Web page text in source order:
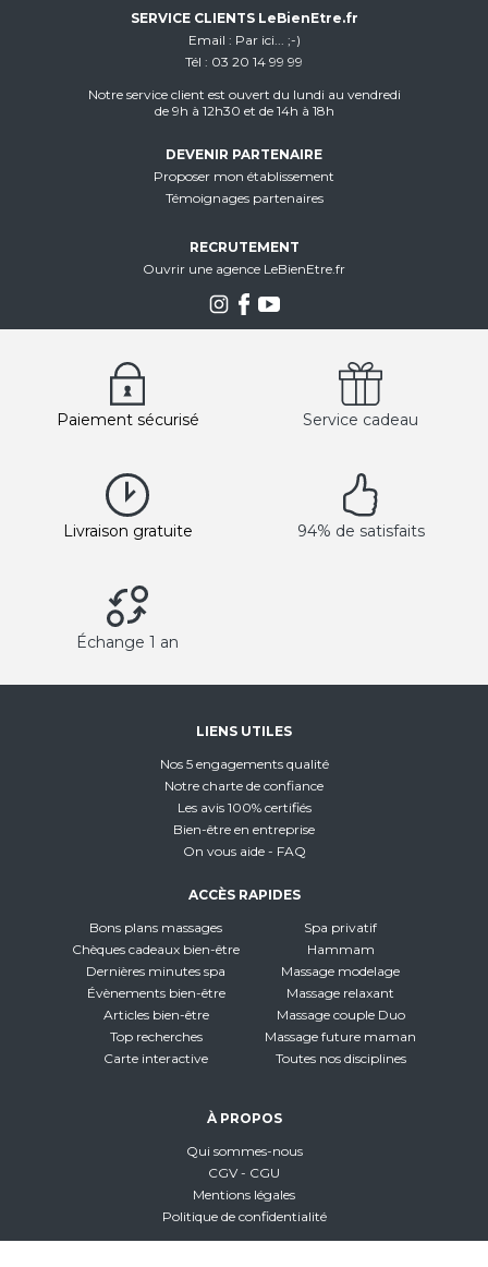
SERVICE CLIENTS LeBienEtre.fr
Email
Par ici... ;-)
Tél
03 20 14 99 99
Notre service client est ouvert du lundi au vendredi
de 9h à 12h30 et de 14h à 18h
DEVENIR PARTENAIRE
Proposer mon établissement
Témoignages partenaires
RECRUTEMENT
Ouvrir une agence LeBienEtre.fr
Paiement sécurisé Service cadeau
Livraison gratuite 94% de satisfaits
Échange 1 an
LIENS UTILES
Nos 5 engagements qualité
Notre charte de confiance
Les avis 100% certifiés
Bien-être en entreprise
On vous aide - FAQ
ACCÈS RAPIDES
Bons plans massages
Chèques cadeaux bien-être
Dernières minutes spa
Évènements bien-être
Articles bien-être
Top recherches
Carte interactive
Spa privatif
Hammam
Massage modelage
Massage relaxant
Massage couple Duo
Massage future maman
Toutes nos disciplines
À PROPOS
Qui sommes-nous
CGV - CGU
Mentions légales
Politique de confidentialité